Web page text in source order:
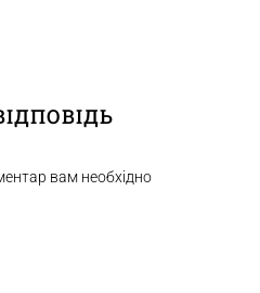
вам необхідно